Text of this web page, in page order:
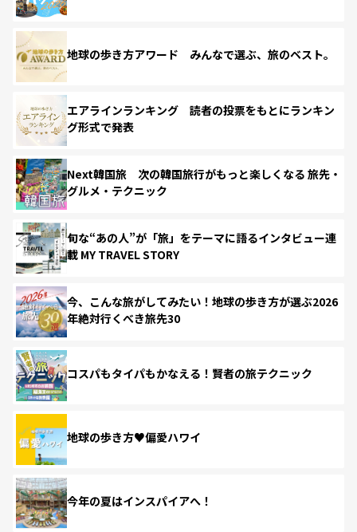
地球の歩き方アワード みんなで選ぶ、旅のベスト。
エアラインランキング 読者の投票をもとにランキン
グ形式で発表
Next韓国旅 次の韓国旅行がもっと楽しくなる 旅先・
グルメ・テクニック
旬な“あの人”が「旅」をテーマに語るインタビュー連
載 MY TRAVEL STORY
今、こんな旅がしてみたい！地球の歩き方が選ぶ2026
年絶対行くべき旅先30
コスパもタイパもかなえる！賢者の旅テクニック
地球の歩き方♥偏愛ハワイ
今年の夏はインスパイアへ！